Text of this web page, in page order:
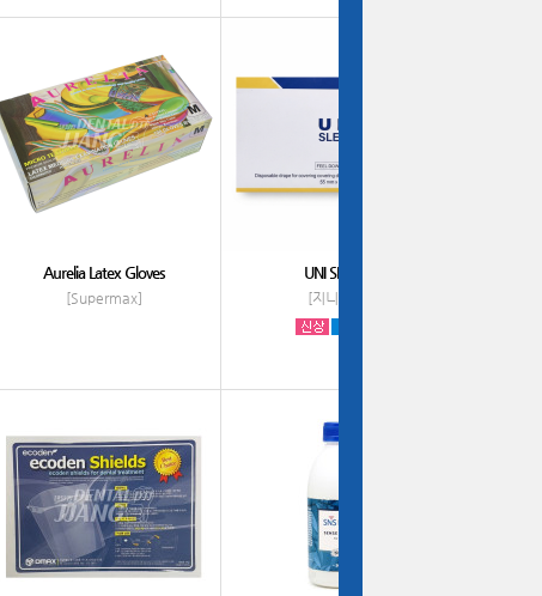
Aurelia Latex Gloves
[Supermax]
UNI SLEEVE
[지니덴탈]